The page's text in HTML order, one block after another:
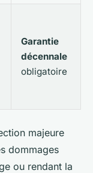
Garantie
décennale
obligatoire
majeure
dommages
ou rendant la